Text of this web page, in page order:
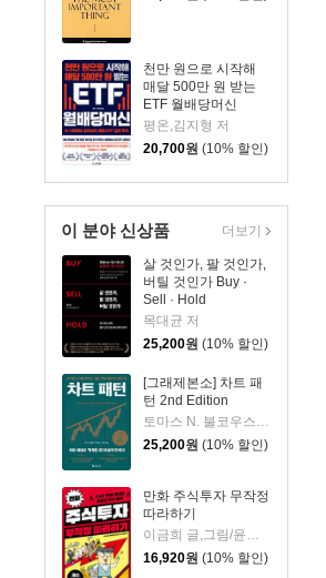
천만 원으로 시작해
매달 500만 원 받는
ETF 월배당머신
평온,김지형 저
20,700원 (10% 할인)
이 분야 신상품
살 것인가, 팔 것인가,
버틸 것인가 Buy ·
Sell · Hold
목대균 저
25,200원 (10% 할인)
[그래제본소] 차트 패
턴 2nd Edition
토마스 N. 불코우스키 저/송미리 역
25,200원 (10% 할인)
만화 주식투자 무작정
따라하기
16,920원 (10% 할인)
더보기